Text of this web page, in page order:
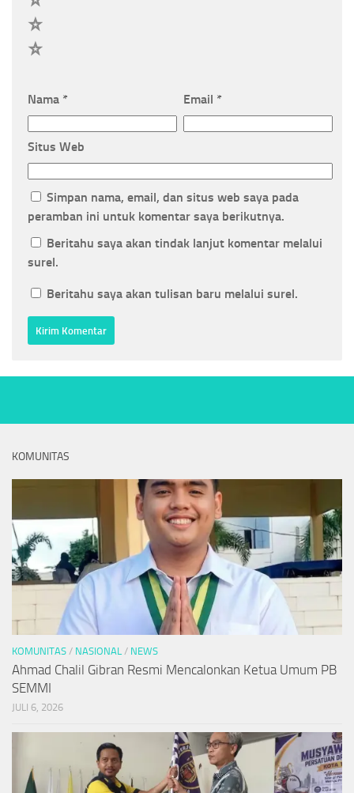
Nama * Email *
Situs Web
Simpan nama, email, dan situs web saya pada
peramban ini untuk komentar saya berikutnya.
Beritahu saya akan tindak lanjut komentar melalui
surel.
Beritahu saya akan tulisan baru melalui surel.
KOMUNITAS
KOMUNITAS / NASIONAL / NEWS
Ahmad Chalil Gibran Resmi Mencalonkan Ketua Umum PB
SEMMI
JULI 6, 2026